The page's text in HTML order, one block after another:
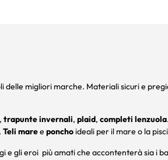
migliori marche. Materiali sicuri e
, trapunte invernali, plaid, completi lenzuola
Teli maree ponchoideali per il mare o la
e gli eroi più amati che accontenterà sia i